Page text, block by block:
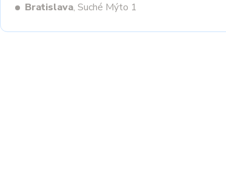
Bratislava, Suché Mýto 1